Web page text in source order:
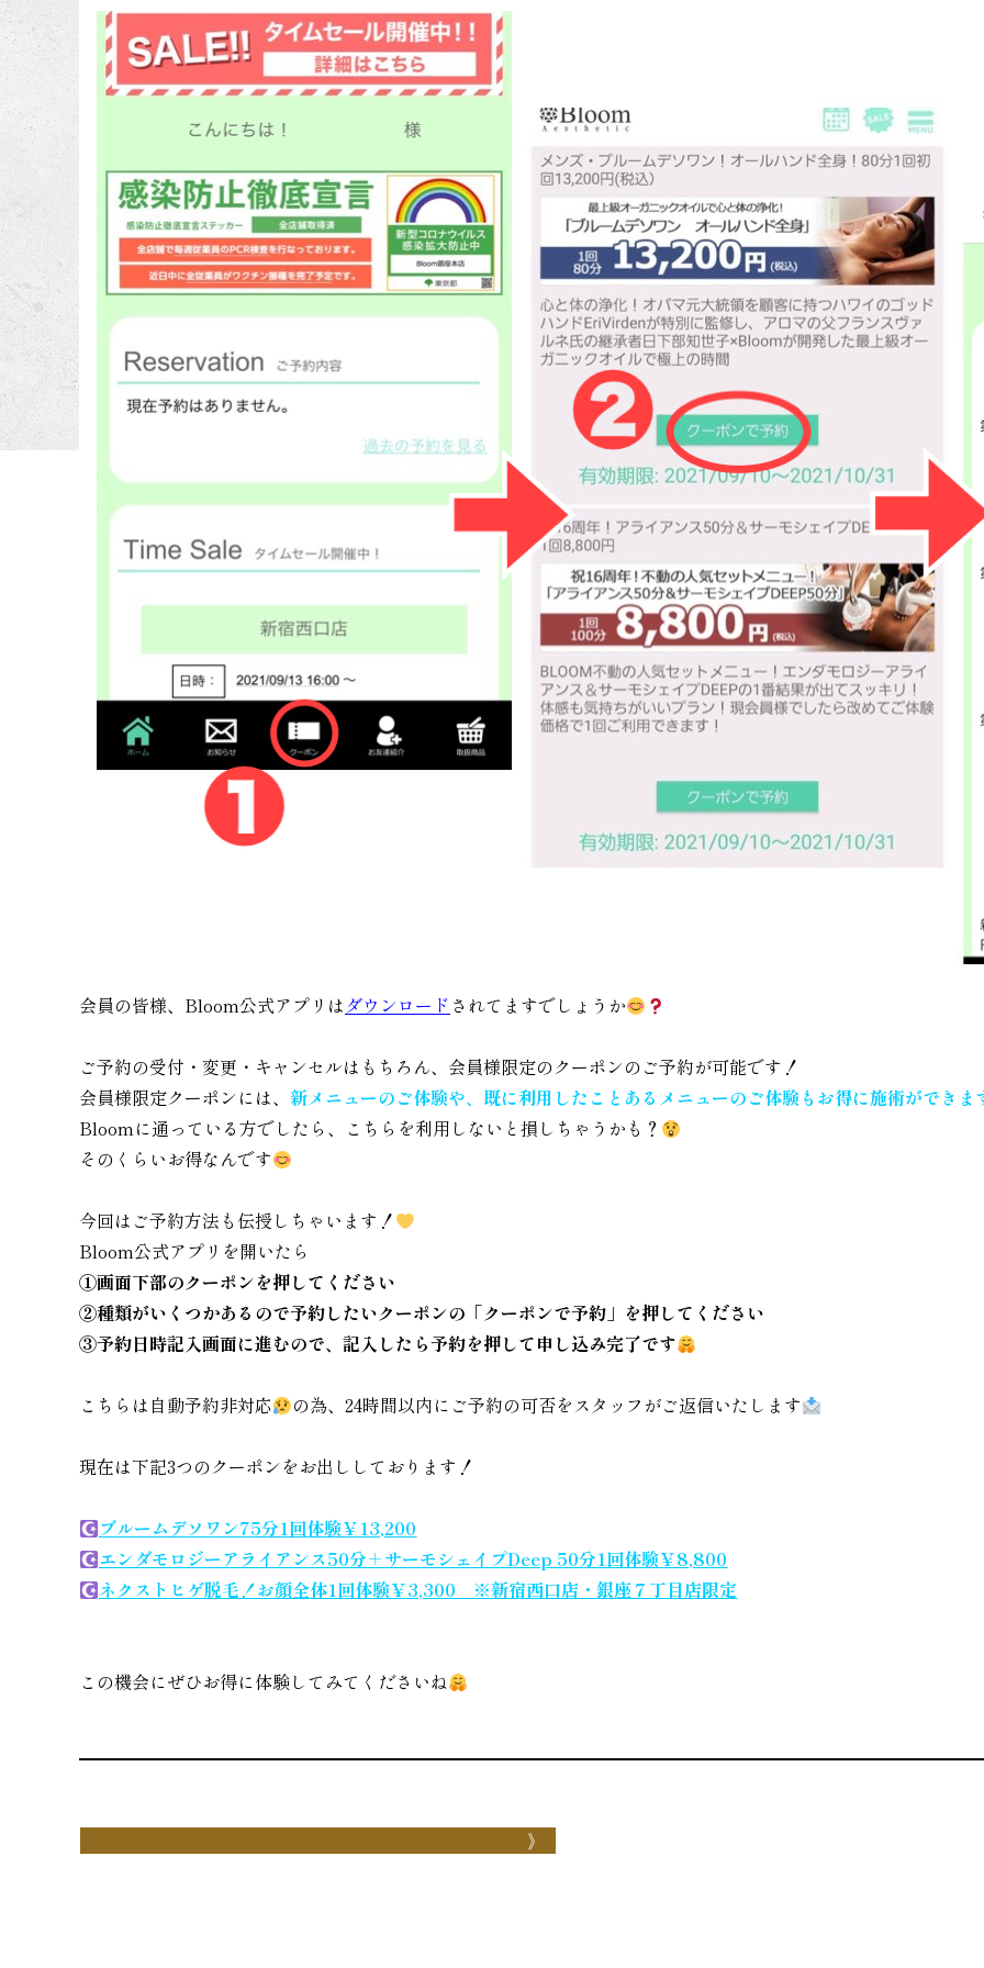
会員の皆様、Bloom公式アプリはダウンロード されてますでしょうか
ご予約の受付・変更・キャンセルはもちろん、会員様限定のクーポンのご予約が可能です！
会員様限定クーポンには、 新メニューのご体験や、既に利用したことあるメニューのご体験もお得に施術ができま
Bloomに通っている方でしたら、こちらを利用しないと損しちゃうかも？
そのくらいお得なんです
今回はご予約方法も伝授しちゃいます！
Bloom公式アプリを開いたら
①画面下部のクーポンを押してください
②種類がいくつかあるので予約したいクーポンの「クーポンで予約」を押してください
③予約日時記入画面に進むので、記入したら予約を押して申し込み完了です
こちらは自動予約非対応 の為、24時間以内にご予約の可否をスタッフがご返信いたします
現在は下記3つのクーポンをお出ししております！
ブルームデソワン75分1回体験￥13,200
エンダモロジーアライアンス50分＋サーモシェイプDeep 50分1回体験￥8,800
ネクストヒゲ脱毛！お顔全体1回体験￥3,300 ※新宿西口店・銀座７丁目店限定
この機会にぜひお得に体験してみてくださいね